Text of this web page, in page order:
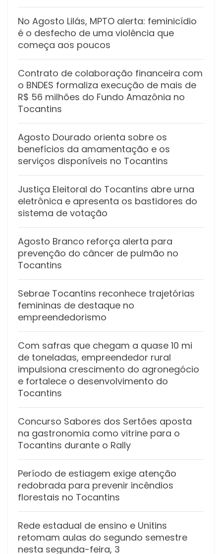
No Agosto Lilás, MPTO alerta: feminicídio
é o desfecho de uma violência que
começa aos poucos
Contrato de colaboração financeira com
o BNDES formaliza execução de mais de
R$ 56 milhões do Fundo Amazônia no
Tocantins
Agosto Dourado orienta sobre os
benefícios da amamentação e os
serviços disponíveis no Tocantins
Justiça Eleitoral do Tocantins abre urna
eletrônica e apresenta os bastidores do
sistema de votação
Agosto Branco reforça alerta para
prevenção do câncer de pulmão no
Tocantins
Sebrae Tocantins reconhece trajetórias
femininas de destaque no
empreendedorismo
Com safras que chegam a quase 10 mi
de toneladas, empreendedor rural
impulsiona crescimento do agronegócio
e fortalece o desenvolvimento do
Tocantins
Concurso Sabores dos Sertões aposta
na gastronomia como vitrine para o
Tocantins durante o Rally
Período de estiagem exige atenção
redobrada para prevenir incêndios
florestais no Tocantins
Rede estadual de ensino e Unitins
retomam aulas do segundo semestre
nesta segunda-feira, 3